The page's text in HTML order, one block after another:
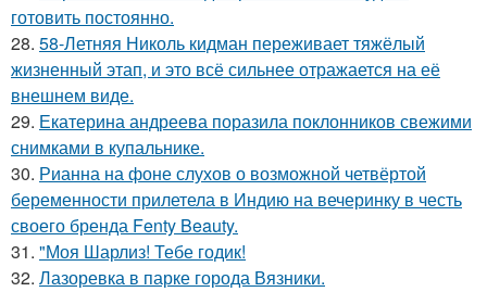
готовить постоянно.
28. 58-Летняя Николь кидман переживает тяжёлый
жизненный этап, и это всё сильнее отражается на её
внешнем виде.
29. Екатерина андреева поразила поклонников свежими
снимками в купальнике.
30. Рианна на фоне слухов о возможной четвёртой
беременности прилетела в Индию на вечеринку в честь
своего бренда Fenty Beauty.
31. "Моя Шарлиз! Тебе годик!
32. Лазоревка в парке города Вязники.